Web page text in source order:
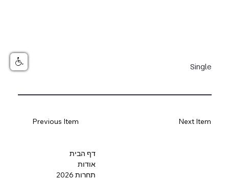
Single
Next Item
Previous Item
דף הבית
אודות
תחרות 2026